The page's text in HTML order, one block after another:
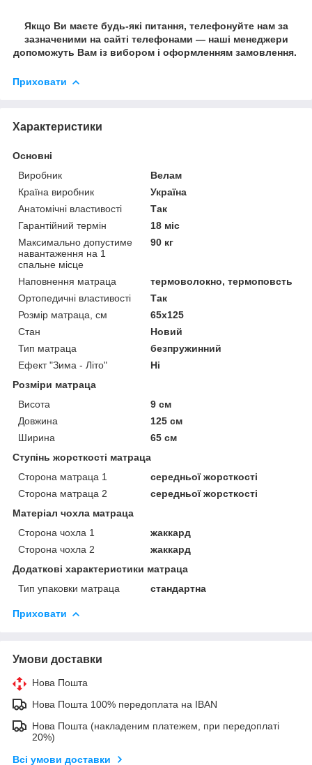
Якщо Ви маєте будь-які питання, телефонуйте нам за
зазначеними на сайті телефонами — наші менеджери
допоможуть Вам із вибором і оформленням замовлення.
Приховати
Характеристики
Основні
Виробник
Велам
Країна виробник
Україна
Анатомічні властивості
Так
Гарантійний термін
18 міс
Максимально допустиме
навантаження на 1
спальне місце
90 кг
Наповнення матраца
термоволокно, термоповсть
Ортопедичні властивості
Так
Розмір матраца, см
65х125
Стан
Новий
Тип матраца
безпружинний
Ефект "Зима - Літо"
Ні
Розміри матраца
Висота
9 см
Довжина
125 см
Ширина
65 см
Ступінь жорсткості матраца
Сторона матраца 1
середньої жорсткості
Сторона матраца 2
середньої жорсткості
Матеріал чохла матраца
Сторона чохла 1
жаккард
Сторона чохла 2
жаккард
Додаткові характеристики матраца
Тип упаковки матраца
стандартна
Приховати
Умови доставки
Нова Пошта
Нова Пошта 100% передоплата на IBAN
Нова Пошта (накладеним платежем, при передоплаті
20%)
Всі умови доставки